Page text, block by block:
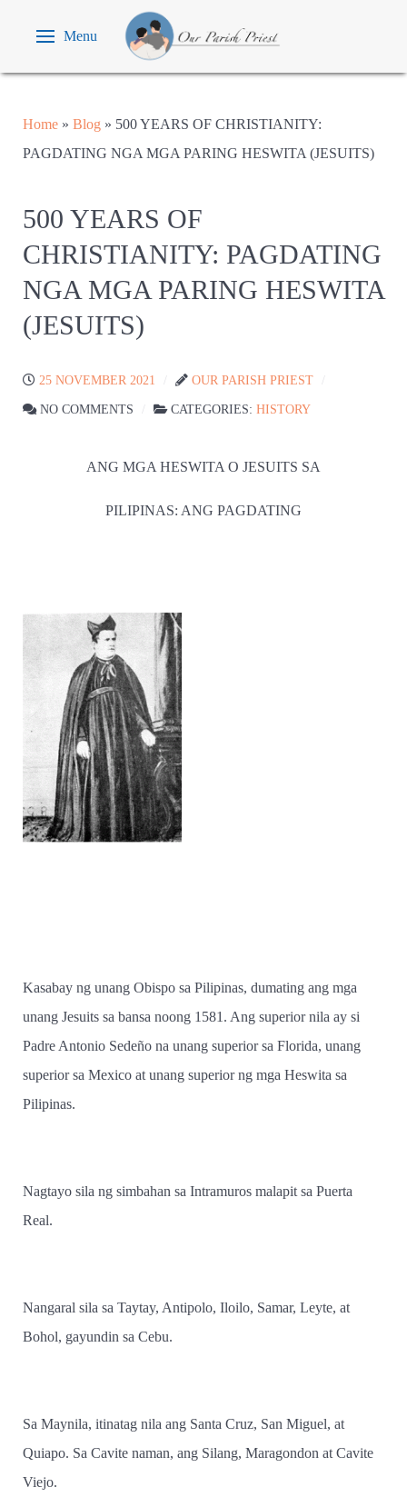
Menu
Home » Blog » 500 YEARS OF CHRISTIANITY:
PAGDATING NGA MGA PARING HESWITA (JESUITS)
500 YEARS OF
CHRISTIANITY: PAGDATING
NGA MGA PARING HESWITA
(JESUITS)
25 NOVEMBER 2021 OUR PARISH PRIEST
NO COMMENTS CATEGORIES: HISTORY
ANG MGA HESWITA O JESUITS SA
PILIPINAS: ANG PAGDATING
Kasabay ng unang Obispo sa Pilipinas, dumating ang mga
unang Jesuits sa bansa noong 1581. Ang superior nila ay si
Padre Antonio Sedeño na unang superior sa Florida, unang
superior sa Mexico at unang superior ng mga Heswita sa
Pilipinas.
Nagtayo sila ng simbahan sa Intramuros malapit sa Puerta
Real.
Nangaral sila sa Taytay, Antipolo, Iloilo, Samar, Leyte, at
Bohol, gayundin sa Cebu.
Sa Maynila, itinatag nila ang Santa Cruz, San Miguel, at
Quiapo. Sa Cavite naman, ang Silang, Maragondon at Cavite
Viejo.